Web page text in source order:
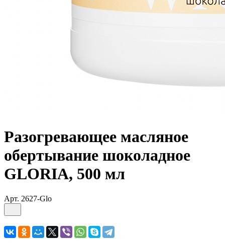
Разогревающее масляное
обертывание шоколадное
GLORIA, 500 мл
Арт. 2627-Glo